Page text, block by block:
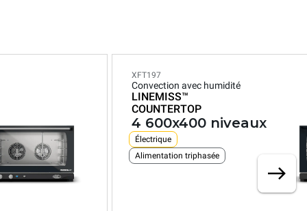
XFT197
Convection avec humidité
LINEMISS™
COUNTERTOP
4 600x400 niveaux
Électrique
Alimentation triphasée